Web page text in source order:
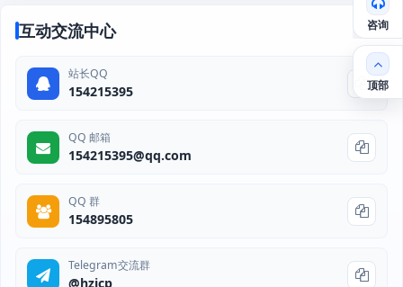
互动交流中心
站长QQ
154215395
QQ 邮箱
154215395@qq.com
QQ 群
154895805
Telegram交流群
@hzjcp
咨询
顶部